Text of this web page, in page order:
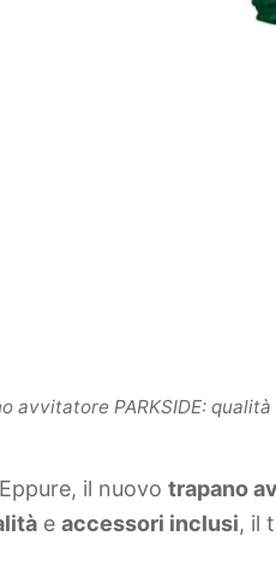
avvitatore PARKSIDE:
il nuovo trapano
e accessori inclusi, il